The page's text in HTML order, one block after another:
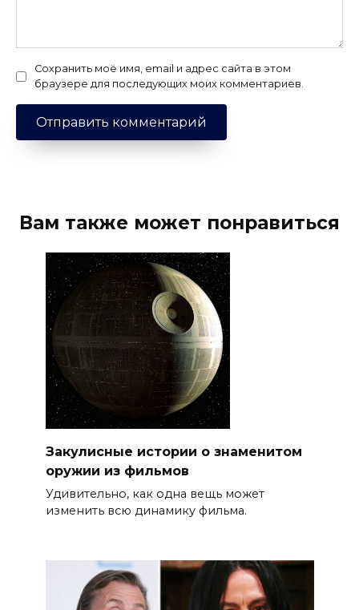
Сохранить моё имя, email и адрес сайта в этом
браузере для последующих моих комментариев.
Вам также может понравиться
Закулисные истории о знаменитом
оружии из фильмов
Удивительно, как одна вещь может
изменить всю динамику фильма.